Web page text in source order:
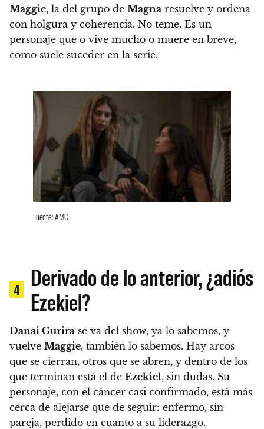
Maggie, la del grupo de Magna resuelve y ordena
con holgura y coherencia. No teme. Es un
personaje que o vive mucho o muere en breve,
como suele suceder en la serie.
Fuente: AMC
4
Derivado de lo anterior, ¿adiós
Ezekiel?
Danai Gurira se va del show, ya lo sabemos, y
vuelve Maggie, también lo sabemos. Hay arcos
que se cierran, otros que se abren, y dentro de los
que terminan está el de Ezekiel, sin dudas. Su
personaje, con el cáncer casi confirmado, está más
cerca de alejarse que de seguir: enfermo, sin
pareja, perdido en cuanto a su liderazgo.